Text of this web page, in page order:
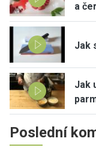
a
Jak
Jak
Poslední